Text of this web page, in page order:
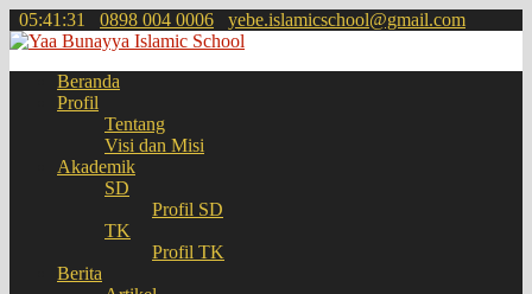
05:41 :31 0898 004 0006 yebe.islamicschool@gmail.com
Beranda
Profil
Tentang
Visi dan Misi
Akademik
SD
Profil SD
TK
Profil TK
Berita